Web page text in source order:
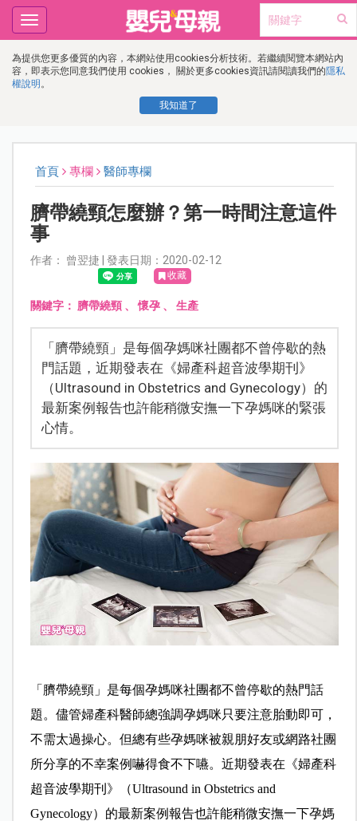
為提供您更多優質的內容，本網站使用cookies分析技術。若繼續閱覽本網站內
容，即表示您同意我們使用 cookies， 關於更多cookies資訊請閱讀我們的隱私
權說明 。
我知道了
Toggle
navigation
首頁 專欄 醫師專欄
臍帶繞頸怎麼辦？第一時間注意這件
事
作者： 曾翌捷 | 發表日期：2020-02-12
收藏
關鍵字： 臍帶繞頸、懷孕、 生產
「臍帶繞頸」是每個孕媽咪社團都不曾停歇的熱
門話題，近期發表在《婦產科超音波學期刊》
（Ultrasound in Obstetrics and Gynecology）的
最新案例報告也許能稍微安撫一下孕媽咪的緊張
心情。
「臍帶繞頸」是每個孕媽咪社團都不曾停歇的熱門話
題。儘管婦產科醫師總強調孕媽咪只要注意胎動即可，
不需太過操心。但總有些孕媽咪被親朋好友或網路社團
所分享的不幸案例嚇得食不下嚥。近期發表在《婦產科
超音波學期刊》（Ultrasound in Obstetrics and
Gynecology）的最新案例報告也許能稍微安撫一下孕媽